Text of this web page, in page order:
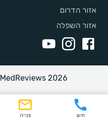
אזור הדרום
אזור השפלה
MedReviews 2026 © כל הזכויות שמורות.
חיוג פנייה